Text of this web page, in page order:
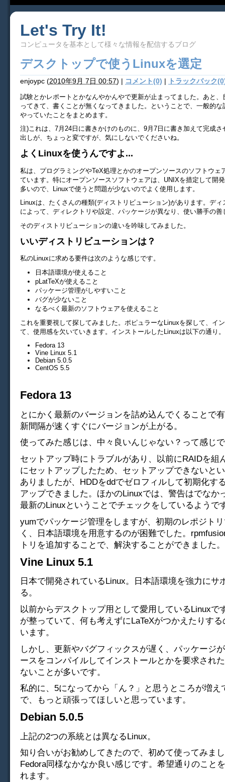
Let's Try It!
コンピュータを基本として様々な情報を配信するブログ
デスクトップで使うLinuxを選定
enjoypc (2010年9月 7日 00:57) | コメント(0) | トラックバック
試験とかレポートとかなんやかんやで更新が止まってました。あと、
ってきて、書くことが無くなってきました。ということで、一般的
やっていたことをまとめます。
注)これは、7月24日に書きかけのものに、9月7日に書き加えて完成
出しが、ちょっと変ですが、気にしないでくださいね。
よくLinuxを使うんですよ...
私は、プログラミングやTeX処理とかのオープンソースのソフトウェ
ています。特にオープンソースソフトウェアは、UNIXを措定して開
多いので、Linuxで使うと問題が少ないのでよく使用します。
Linuxは、たくさんの種類(ディストリビューション)があります。デ
によって、ディレクトリや設定、パッケージが異なり、使い勝手の
そのディストリビューションの違いを吟味してみました。
いいディストリビューションは？
私のLinuxに求める要件は次のような感じです。
日本語環境が使えること
pLatTeXが使えること
パッケージ管理がしやすいこと
バグが少ないこと
なるべく最新のソフトウェアを使えること
これを重要視して探してみました。ポピュラーなLinuxを探して、イ
て、使用感を欠いていきます。インストールしたLinuxは以下の通り。
Fedora 13
Vine Linux 5.1
Debian 5.0.5
CentOS 5.5
Fedora 13
とにかく最新のバージョンを詰め込んでくることで
新間隔が速くすぐにバージョンが上がる。
使ってみた感じは、中々良いんじゃない？って感じ
セットアップ時にトラブルがあり、以前にRAIDを組
にセットアップしたため、セットアップできないと
ありましたが、HDDをddでゼロフィルして初期化す
アップできました。ほかのLinuxでは、警告はでなか
最新のLinuxということでチェックをしているようで
yumでパッケージ管理をしますが、初期のレポジト
く、日本語環境を用意するのが困難でした。
トリを追加することで、解決することができました。
Vine Linux 5.1
日本で開発されているLinux。日本語環境を強力にサ
る。
以前からデスクトップ用として愛用しているLinuxで
が整っていて、何も考えずにLaTeXがつかえたりす
います。
しかし、更新やバグフィックスが遅く、パッケージ
ースをコンパイルしてインストールとかを要求され
ないことが多いです。
私的に、5になってから「ん？」と思うところが増え
で、もっと頑張ってほしいと思っています。
Debian 5.0.5
上記の2つの系統とは異なるLinux。
知り合いがお勧めしてきたので、初めて使ってみま
Fedora同様なかなか良い感じです。希望通りのこと
れます。